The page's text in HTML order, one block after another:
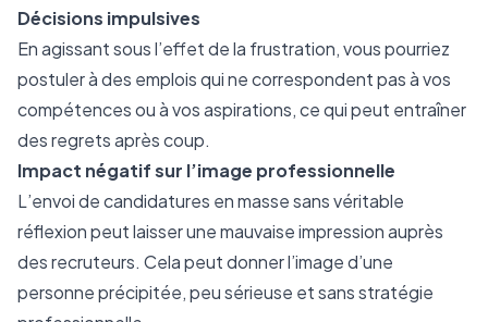
Décisions impulsives
En agissant sous l’effet de la frustration, vous pourriez
postuler à des emplois qui ne correspondent pas à vos
compétences ou à vos aspirations, ce qui peut entraîner
des regrets après coup.
Impact négatif sur l’image professionnelle
L’envoi de candidatures en masse sans véritable
réflexion peut laisser une mauvaise impression auprès
des recruteurs. Cela peut donner l’image d’une
personne précipitée, peu sérieuse et sans stratégie